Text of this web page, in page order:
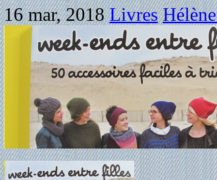
16 mar, 2018 Livres